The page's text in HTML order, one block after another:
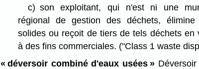
c) son exploitant, qui n'est ni une
régional de gestion des déchets,
solides ou reçoit de tiers de tels déchets en
à des fins commerciales. ("Class 1 waste
« déversoir combiné d'eaux usées »